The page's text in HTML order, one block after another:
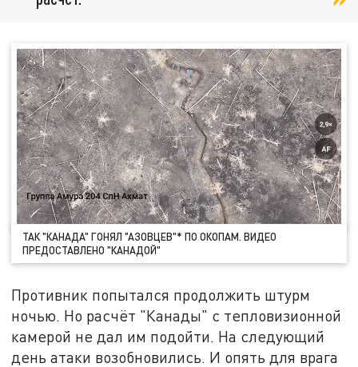
ТАК "КАНАДА" ГОНЯЛ "АЗОВЦЕВ"* ПО ОКОПАМ. ВИДЕО
ПРЕДОСТАВЛЕНО "КАНАДОЙ"
Противник попытался продолжить штурм
ночью. Но расчёт "Канады" с тепловизионной
камерой не дал им подойти. На следующий
день атаки возобновились. И опять для врага